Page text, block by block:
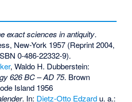
exact sciences in antiquity.
New-York 1957 (Reprint 2004,
0-486-22332-9).
, Waldo H. Dubberstein:
626 BC – AD 75. Brown
Island 1956
. In: Dietz-Otto Edzardu. a.: